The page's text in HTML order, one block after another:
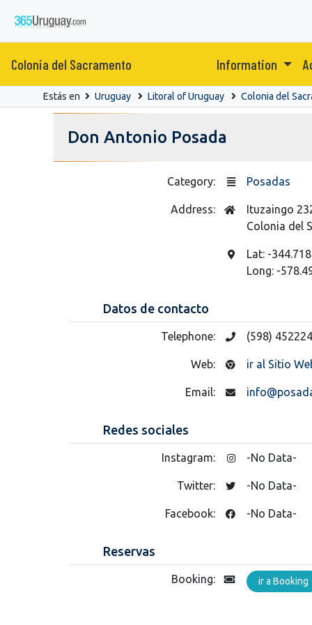
Colonia del Sacramento Information
Estás en Uruguay Litoral of Uruguay Colonia del
Don Antonio Posada
Category: Posadas
Address:
Ituzaingo
Colonia del
Lat: -
Long: -
Datos de contacto
Telephone: (598)
Web: ir al Sitio
Email:
Redes sociales
Instagram: -No Data-
Twitter: -No Data-
Facebook: -No Data-
Reservas
Booking: ir a Booking